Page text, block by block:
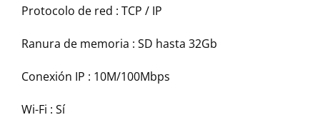
Protocolo de red : TCP / IP
Ranura de memoria : SD hasta 32Gb
Conexión IP : 10M/100Mbps
Wi-Fi : Sí